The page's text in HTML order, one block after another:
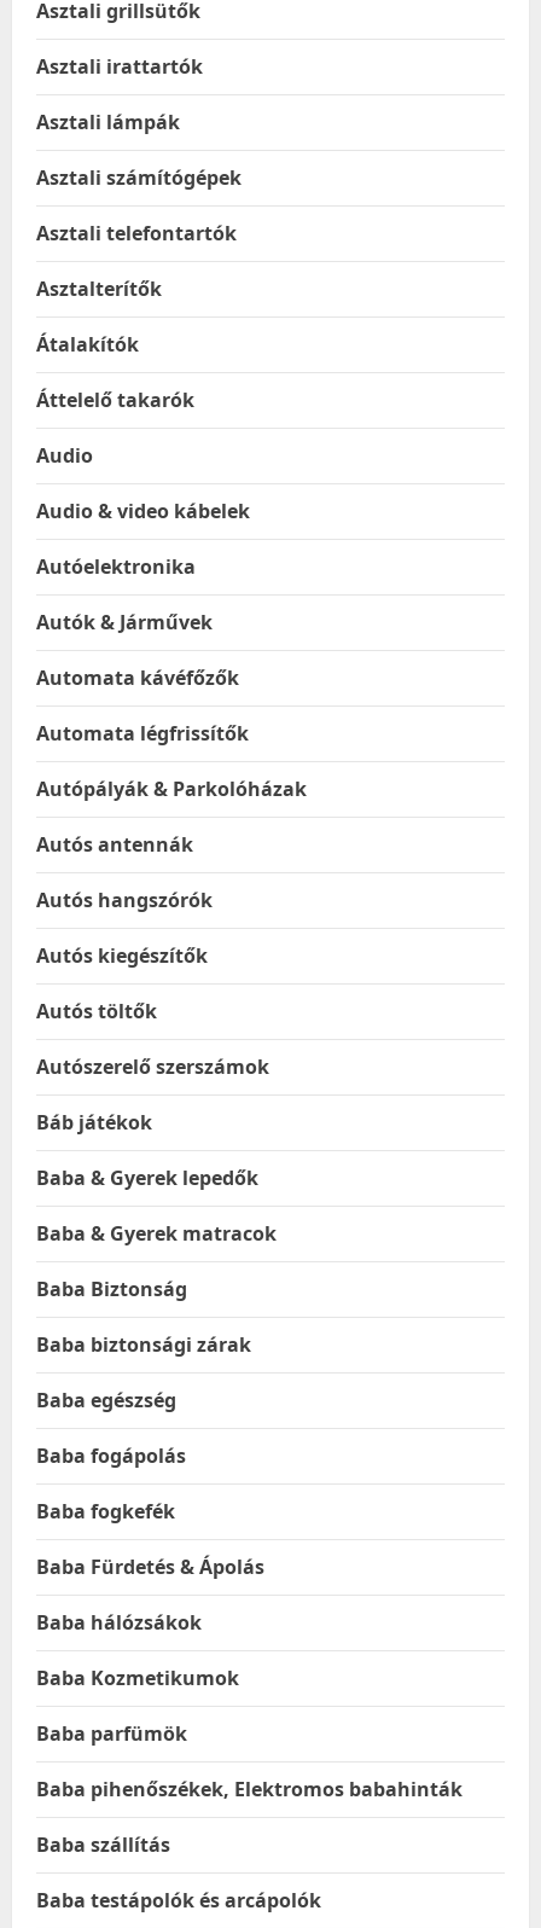
Asztali grillsütők
Asztali irattartók
Asztali lámpák
Asztali számítógépek
Asztali telefontartók
Asztalterítők
Átalakítók
Áttelelő takarók
Audio
Audio & video kábelek
Autóelektronika
Autók & Járművek
Automata kávéfőzők
Automata légfrissítők
Autópályák & Parkolóházak
Autós antennák
Autós hangszórók
Autós kiegészítők
Autós töltők
Autószerelő szerszámok
Báb játékok
Baba & Gyerek lepedők
Baba & Gyerek matracok
Baba Biztonság
Baba biztonsági zárak
Baba egészség
Baba fogápolás
Baba fogkefék
Baba Fürdetés & Ápolás
Baba hálózsákok
Baba Kozmetikumok
Baba parfümök
Baba pihenőszékek, Elektromos babahinták
Baba szállítás
Baba testápolók és arcápolók